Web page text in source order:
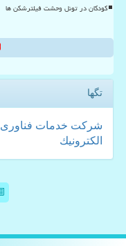
کودکان در تونل وحشت فیلترشکن ها
تگها
شركت خدمات فناوری
الكترونیك